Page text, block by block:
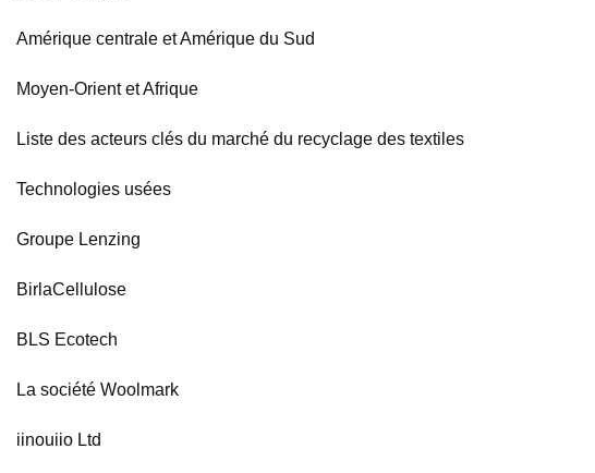
Amérique centrale et Amérique du Sud
Moyen-Orient et Afrique
Liste des acteurs clés du marché du recyclage des textiles
Technologies usées
Groupe Lenzing
BirlaCellulose
BLS Ecotech
La société Woolmark
iinouiio Ltd